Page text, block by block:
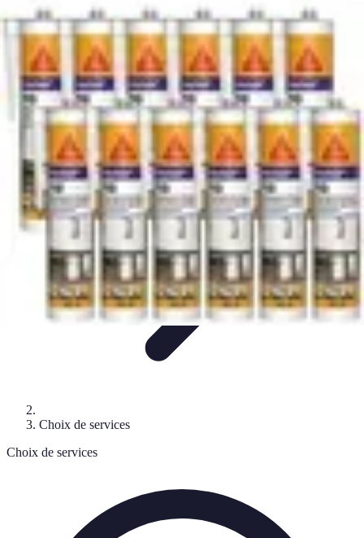
Services Menuisier
Choix du menuisierServices de menuiserie
Choix du
Menusier Matériaux et Techniques Conseils pratiques
Services Menuisier
Choix de services
Choix de services